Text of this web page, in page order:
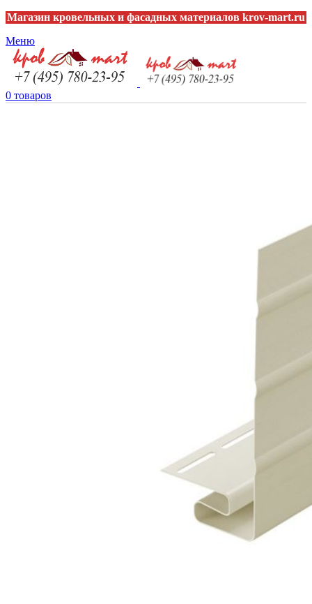
Магазин кровельных и фасадных материалов krov-mart.ru
Меню
0 товаров